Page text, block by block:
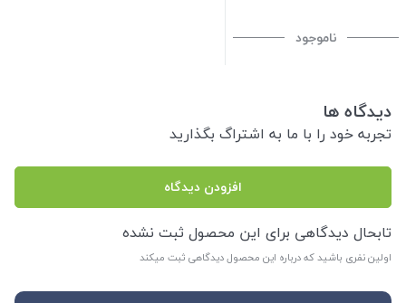
ناموجود
دیدگاه ها
تجربه خود را با ما به اشتراگ بگذارید
افزودن دیدگاه
تابحال دیدگاهی برای این محصول ثبت نشده
اولین نفری باشید که درباره این محصول دیدگاهی ثبت میکند